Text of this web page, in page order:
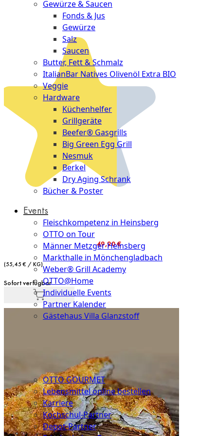
Gewürze & Saucen
Fonds & Jus
Gewürze
Salz
Saucen
Butter, Fett & Schmalz
ItalianBar Natives Olivenöl Extra BIO
Veggie
Hardware
Küchenhelfer
Grillgeräte
Beefer® Gasgrills
Big Green Egg Grill
Nesmuk
Berkel
Dry Aging Schrank
Bücher & Poster
Events
Fleischkompetenz in Heinsberg
OTTO on Tour
Männer Metzger Heinsberg
Markthalle in Mönchengladbach
Weber® Grill Academy
OTTO@Home
Individuelle Events
Partner Kalender
Gästehaus Villa Glanzstoff
OTTO GOURMET
Lebensmittel online bestellen
Karriere
Kochschul-Partner
Depot-Partner
49,90 €
(55,45 € / KG)
Sofort verfügbar